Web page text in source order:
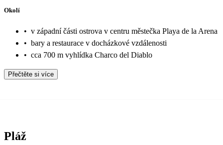
Okolí
• v západní části ostrova v centru městečka Playa de la Arena
• bary a restaurace v docházkové vzdálenosti
• cca 700 m vyhlídka Charco del Diablo
Přečtěte si více
Pláž